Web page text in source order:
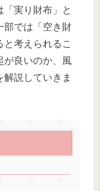
「実り財布」と
部では「空き財
考えられるこ
が良いのか、風
説していきま